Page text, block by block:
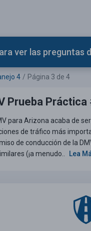
ver las preguntas
4 Página 3 de 4
Prueba Práctica
para Arizona acaba de
de tráfico más
de conducción de la
(¡a menudo..
Lea